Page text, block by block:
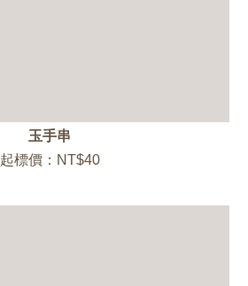
玉手串
起標價：NT$40